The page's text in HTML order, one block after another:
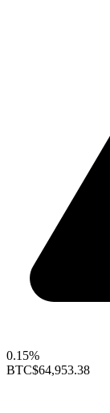
0.15%
BTC$64,953.38